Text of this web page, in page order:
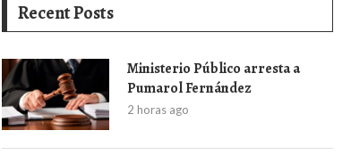
Recent Posts
Ministerio Público arresta a
Pumarol Fernández
2 horas ago